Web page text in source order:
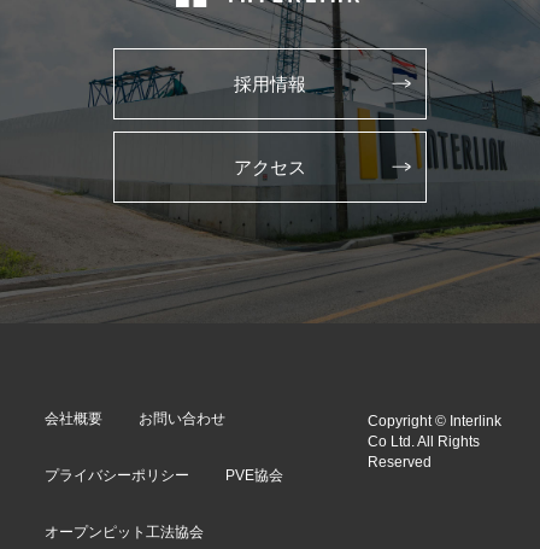
採用情報
アクセス
会社概要 お問い合わせ
プライバシーポリシー PVE協会
オープンピット工法協会
Copyright © Interlink
Co Ltd. All Rights
Reserved